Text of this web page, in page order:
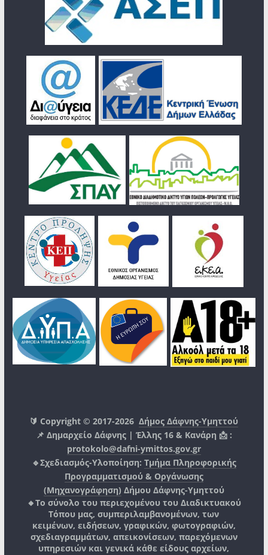
🔰 Copyright © 2017-2026Δήμος Δάφνης-Υμηττού
📌 Δημαρχείο Δάφνης | Έλλης 16 & Κανάρη 📩 :
protokolo@dafni-ymittos.gov.gr
🔹Σχεδιασμός-Υλοποίηση: Τμήμα Πληροφορικής
Προγραμματισμού & Οργάνωσης
(Μηχανογράφηση) Δήμου Δάφνης-Υμηττού
🔸Το σύνολο του περιεχομένου του Διαδικτυακού
Τόπου μας, συμπεριλαμβανομένων, των
κειμένων, ειδήσεων, γραφικών, φωτογραφιών,
σχεδιαγραμμάτων, απεικονίσεων, παρεχόμενων
υπηρεσιών και γενικά κάθε είδους αρχείων,